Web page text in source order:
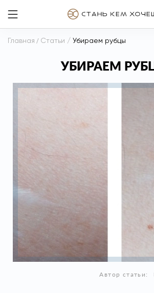
Главная / Статьи / Убираем рубцы
УБИРАЕМ
Автор статьи: